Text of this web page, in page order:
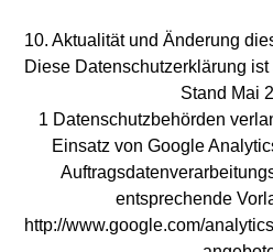
10. Aktualität und Änderung
Diese Datenschutzerklärung
Stand Mai
1 Datenschutzbehörden
Einsatz von Google
entsprechende
http://www.google.com/